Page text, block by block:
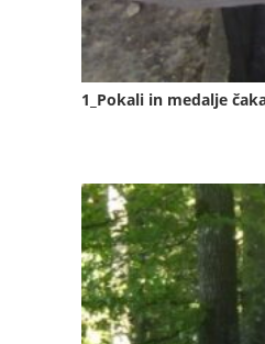
1_Pokali in medalje